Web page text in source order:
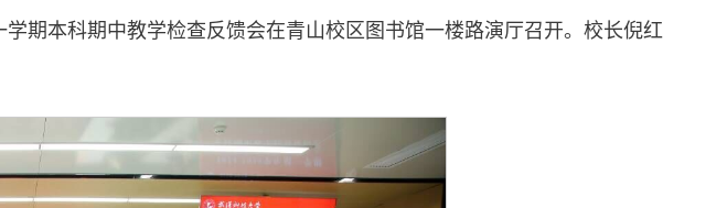
期本科期中教学检查反馈会在青山校区图书馆一楼路演厅召开。校长倪红